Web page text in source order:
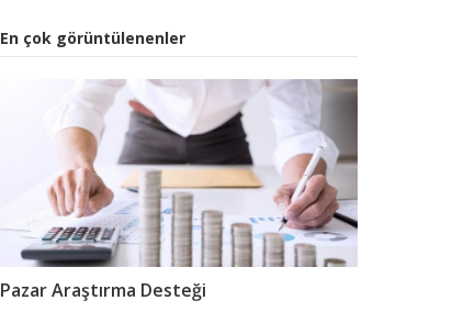
En çok görüntülenenler
Pazar Araştırma Desteği